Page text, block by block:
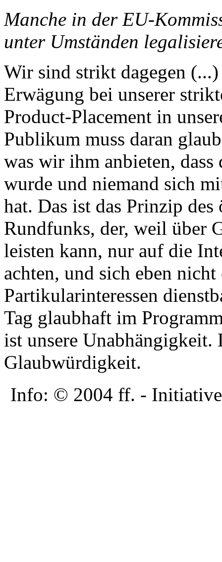
Manche in der EU-
unter Umständen
Wir sind strikt dagegen
Erwägung bei unserer
Product-Placement in
Publikum muss daran
was wir ihm anbieten,
wurde und niemand sich
hat. Das ist das Prinzip
Rundfunks, der, weil über
leisten kann, nur auf die
achten, und sich eben
Partikularinteressen
Tag glaubhaft im
ist unsere
Glaubwürdigkeit.
Info: © 2004 ff. -